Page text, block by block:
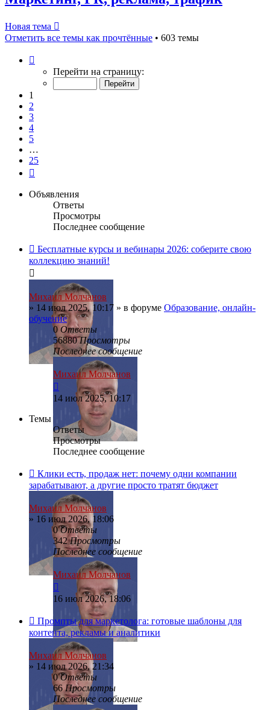
Новая тема
Отметить все темы как прочтённые • 603 темы
Перейти на страницу:
1
2
3
4
5
…
25
Объявления
Ответы
Просмотры
Последнее сообщение
Бесплатные курсы и вебинары 2026: соберите свою
коллекцию знаний!
Михаил Молчанов
» 14 июл 2025, 10:17 » в форуме Образование, онлайн-
обучение
0 Ответы
56880Просмотры
Последнее сообщение
Михаил Молчанов
14 июл 2025, 10:17
Темы
Ответы
Просмотры
Последнее сообщение
Клики есть, продаж нет: почему одни компании
зарабатывают, а другие просто тратят бюджет
Михаил Молчанов
» 16 июл 2026, 18:06
0Ответы
342Просмотры
Последнее сообщение
Михаил Молчанов
16 июл 2026, 18:06
Промпты для маркетолога: готовые шаблоны для
контента, рекламы и аналитики
Михаил Молчанов
» 14 июл 2026, 21:34
0Ответы
66Просмотры
Последнее сообщение